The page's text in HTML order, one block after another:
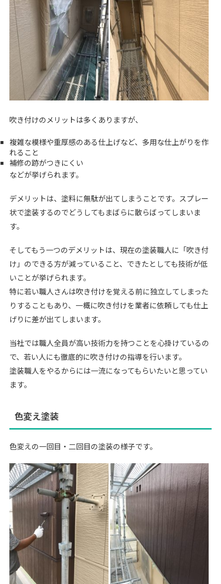
吹き付けのメリットは多くありますが、
複雑な模様や重厚感のある仕上げなど、多用な仕上がりを作
れること
補修の跡がつきにくい
などが挙げられます。
デメリットは、塗料に無駄が出てしまうことです。スプレー
状で塗装するのでどうしてもまばらに散らばってしまいま
す。
そしてもう一つのデメリットは、現在の塗装職人に「吹き付
け」のできる方が減っていること、できたとしても技術が低
いことが挙げられます。
特に若い職人さんは吹き付けを覚える前に独立してしまった
りすることもあり、一概に吹き付けを業者に依頼しても仕上
げりに差が出てしまいます。
当社では職人全員が高い技術力を持つことを心掛けているの
で、若い人にも徹底的に吹き付けの指導を行います。
塗装職人をやるからには一流になってもらいたいと思ってい
ます。
色変え塗装
色変えの一回目・二回目の塗装の様子です。